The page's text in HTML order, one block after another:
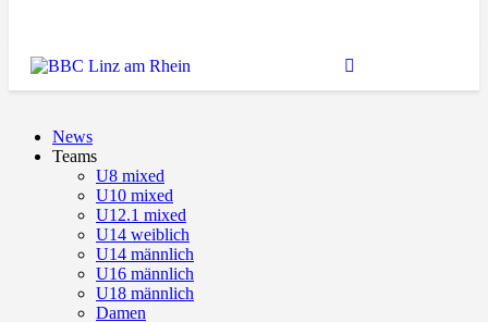
News
Teams
U8 mixed
U10 mixed
U12.1 mixed
U14 weiblich
U14 männlich
U16 männlich
U18 männlich
Damen